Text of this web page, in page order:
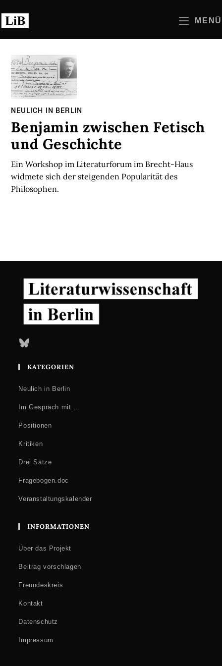
Inhalt
springen
MENÜ
NEULICH IN BERLIN
Benjamin zwischen Fetisch
und Geschichte
Ein Workshop im Literaturforum im Brecht-Haus
widmete sich der steigenden Popularität des
Philosophen.
Bluesky
KATEGORIEN
Neulich in Berlin
Im Gespräch mit …
Positionen
Kritiken
Drei Sätze
Fragebogen.doc
Veranstaltungskalender
INFORMATIONEN
Über das Projekt
Beitrag vorschlagen
Freundeskreis
Kontakt
Datenschutz
Impressum